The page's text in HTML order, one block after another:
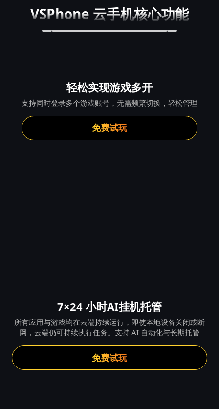
VSPhone 云手机核心功能
轻松实现游戏多开
支持同时登录多个游戏账号，无需频繁切换，轻松管理
免费试玩
7×24 小时AI挂机托管
所有应用与游戏均在云端持续运行，即使本地设备关闭或断
网，云端仍可持续执行任务。支持 AI 自动化与长期托管
免费试玩